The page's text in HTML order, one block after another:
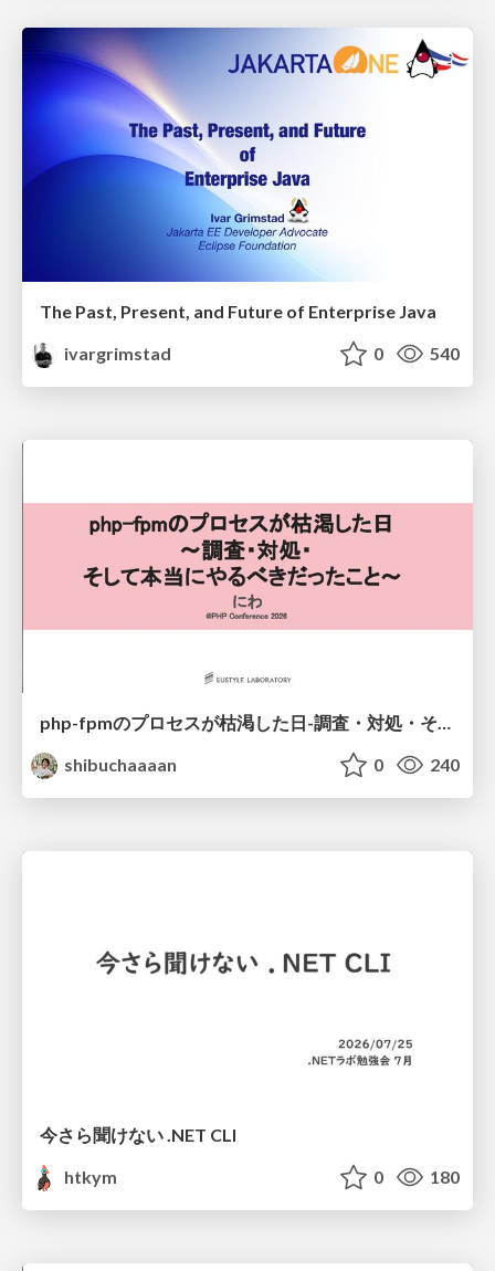
The Past, Present, and Future of Enterprise Java
ivargrimstad
0 540
php-fpmのプロセスが枯渇した日-調査・対処・そして本当にやるべきだったこと-
shibuchaaaan
0 240
今さら聞けない .NET CLI
htkym
0 180